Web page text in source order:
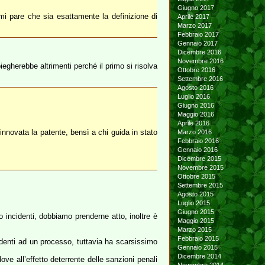
pare che sia esattamente la definizione di
altrimenti perché il primo si risolva
la patente, bensì a chi guida in stato
dobbiamo prenderne atto, inoltre è
ad un processo, tuttavia ha scarsissimo
all’effetto deterrente delle sanzioni penali
Giugno 2017
Aprile 2017
Marzo 2017
Febbraio 2017
Gennaio 2017
Dicembre 2016
Novembre 2016
Ottobre 2016
Settembre 2016
Agosto 2016
Luglio 2016
Giugno 2016
Maggio 2016
Aprile 2016
Marzo 2016
Febbraio 2016
Gennaio 2016
Dicembre 2015
Novembre 2015
Ottobre 2015
Settembre 2015
Agosto 2015
Luglio 2015
Giugno 2015
Maggio 2015
Marzo 2015
Febbraio 2015
Gennaio 2015
Dicembre 2014